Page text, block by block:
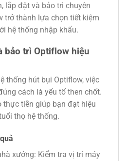
lắp đặt và bảo trì chuyên
trở thành lựa chọn tiết kiệm
hệ thống nhập khẩu.
bảo trì Optiflow hiệu
thống hút bụi Optiflow, việc
cách là yếu tố then chốt.
thực tiễn giúp bạn đạt hiệu
thọ hệ thống.
xưởng: Kiểm tra vị trí máy